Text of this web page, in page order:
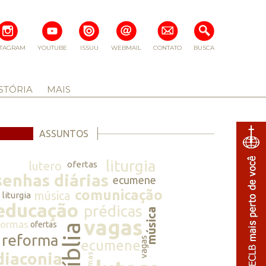
BUSCA
CONTATO
WEBMAIL
ISSUU
YOUTUBE
MAIS
ASSUNTOS
lutero ofertas liturgia
diárias ecumene
liturgia música comunicação
prédicasmúsica
ofertasbíbliavagas
reforma ecumenevagas